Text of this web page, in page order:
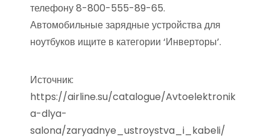
телефону 8-800-555-89-65.
Автомобильные зарядные устройства для
ноутбуков ищите в категории ‘Инверторы’.
Источник:
https://airline.su/catalogue/Avtoelektronik
a-dlya-
salona/zaryadnye_ustroystva_i_kabeli/